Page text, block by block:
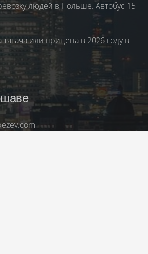
людей в Польше. Автобус 15
тягача или прицепа в 2026 году в